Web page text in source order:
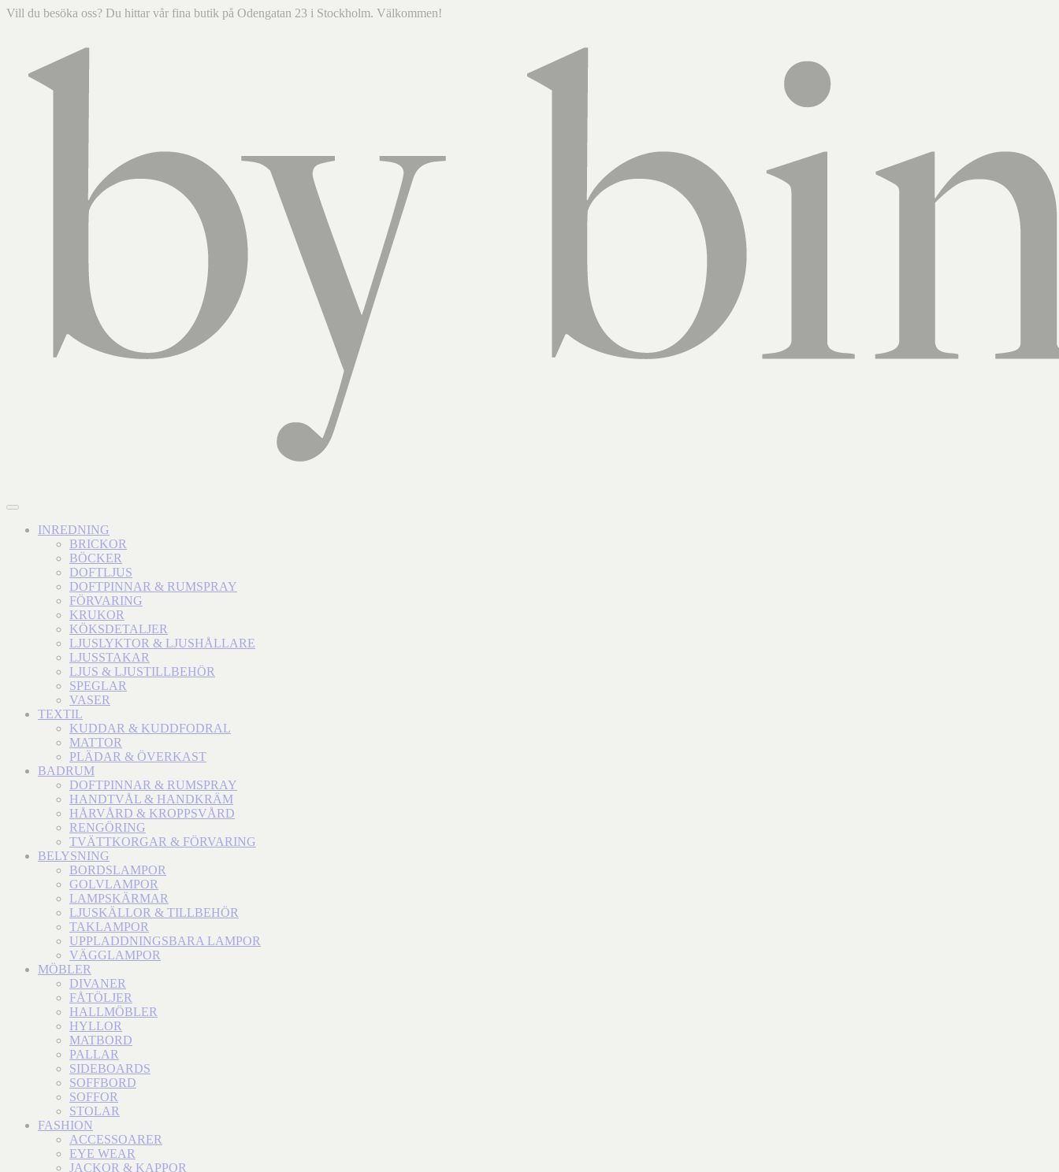
Vill du besöka oss? Du hittar vår fina butik på Odengatan 23 i Stockholm. Välkommen!
INREDNING
BRICKOR
BÖCKER
DOFTLJUS
DOFTPINNAR & RUMSPRAY
FÖRVARING
KRUKOR
KÖKSDETALJER
LJUSLYKTOR & LJUSHÅLLARE
LJUSSTAKAR
LJUS & LJUSTILLBEHÖR
SPEGLAR
VASER
TEXTIL
KUDDAR & KUDDFODRAL
MATTOR
PLÄDAR & ÖVERKAST
BADRUM
DOFTPINNAR & RUMSPRAY
HANDTVÅL & HANDKRÄM
HÅRVÅRD & KROPPSVÅRD
RENGÖRING
TVÄTTKORGAR & FÖRVARING
BELYSNING
BORDSLAMPOR
GOLVLAMPOR
LAMPSKÄRMAR
LJUSKÄLLOR & TILLBEHÖR
TAKLAMPOR
UPPLADDNINGSBARA LAMPOR
VÄGGLAMPOR
MÖBLER
DIVANER
FÅTÖLJER
HALLMÖBLER
HYLLOR
MATBORD
PALLAR
SIDEBOARDS
SOFFBORD
SOFFOR
STOLAR
FASHION
ACCESSOARER
EYE WEAR
JACKOR & KAPPOR